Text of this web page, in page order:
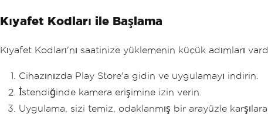
Kıyafet Kodları ile Başlama
Kıyafet Kodları'nı saatinize yüklemenin küçük adımları
Cihazınızda Play Store'a gidin ve uygulamayı indirin.
İstendiğinde kamera erişimine izin verin.
Uygulama, sizi temiz, odaklanmış bir arayüzle